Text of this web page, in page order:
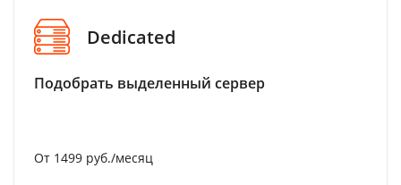
Dedicated
Подобрать выделенный сервер
От 1499 руб./месяц